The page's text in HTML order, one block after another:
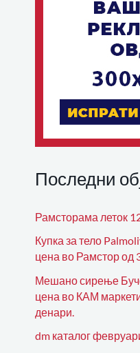
Последни
Рамсторама леток
Купка за тело
цена во Рамстор од
Мешано сирење
цена во КАМ
денари.
dm каталог